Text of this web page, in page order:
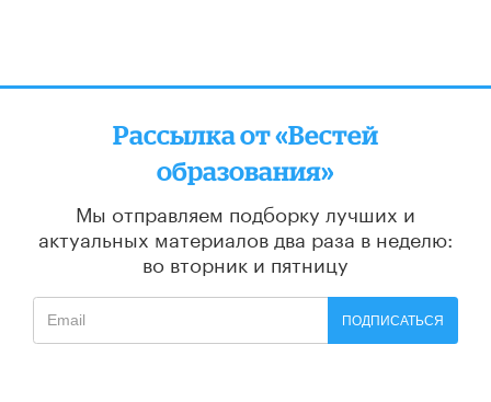
Рассылка от «Вестей
образования»
Мы отправляем подборку лучших и
актуальных материалов два раза в неделю:
во вторник и пятницу
ПОДПИСАТЬСЯ